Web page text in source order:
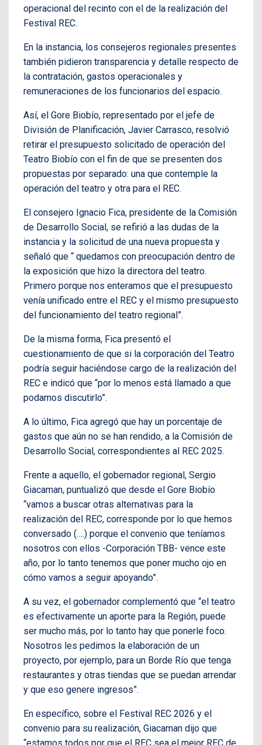
operacional del recinto con el de la realización del
Festival REC.
En la instancia, los consejeros regionales presentes
también pidieron transparencia y detalle respecto de
la contratación, gastos operacionales y
remuneraciones de los funcionarios del espacio.
Así, el Gore Biobío, representado por el jefe de
División de Planificación, Javier Carrasco, resolvió
retirar el presupuesto solicitado de operación del
Teatro Biobío con el fin de que se presenten dos
propuestas por separado: una que contemple la
operación del teatro y otra para el REC.
El consejero Ignacio Fica, presidente de la Comisión
de Desarrollo Social, se refirió a las dudas de la
instancia y la solicitud de una nueva propuesta y
señaló que “ quedamos con preocupación dentro de
la exposición que hizo la directora del teatro.
Primero porque nos enteramos que el presupuesto
venía unificado entre el REC y el mismo presupuesto
del funcionamiento del teatro regional”.
De la misma forma, Fica presentó el
cuestionamiento de que si la corporación del Teatro
podría seguir haciéndose cargo de la realización del
REC e indicó que “por lo menos está llamado a que
podamos discutirlo”.
A lo último, Fica agregó que hay un porcentaje de
gastos que aún no se han rendido, a la Comisión de
Desarrollo Social, correspondientes al REC 2025.
Frente a aquello, el gobernador regional, Sergio
Giacaman, puntualizó que desde el Gore Biobío
“vamos a buscar otras alternativas para la
realización del REC, corresponde por lo que hemos
conversado (….) porque el convenio que teníamos
nosotros con ellos -Corporación TBB- vence este
año, por lo tanto tenemos que poner mucho ojo en
cómo vamos a seguir apoyando”.
A su vez, el gobernador complementó que “el teatro
es efectivamente un aporte para la Región, puede
ser mucho más, por lo tanto hay que ponerle foco.
Nosotros les pedimos la elaboración de un
proyecto, por ejemplo, para un Borde Río que tenga
restaurantes y otras tiendas que se puedan arrendar
y que eso genere ingresos”.
En específico, sobre el Festival REC 2026 y el
convenio para su realización, Giacaman dijo que